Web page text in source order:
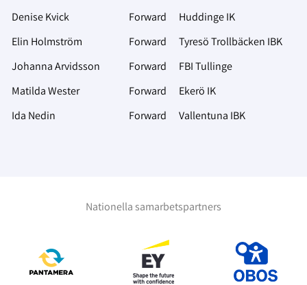
Denise Kvick
Elin Holmström
Johanna Arvidsson
Matilda Wester
Ida Nedin
Forward
Forward
Forward
Forward
Forward
Huddinge IK
Tyresö Trollbäcken IBK
FBI Tullinge
Ekerö IK
Vallentuna IBK
Nationella samarbetspartners